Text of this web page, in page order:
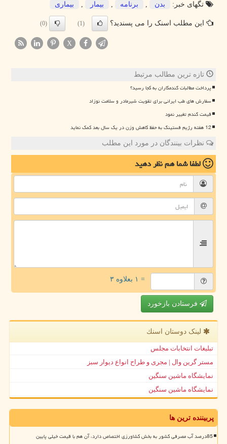
تگهای خبر:
بدن , برنامه , بیمار , بیماری
این مطلب اسنک را می پسندید؟ (1)
(0)
X
تازه ترین مطالب مرتبط
پرداخت مطالبات گندمکاران به کجا رسید؟
سفارش های طب ایرانی برای تقویت شیرمادر و سلامت نوزاد
قیمت گندم تغییر نمود
12 هفته رژیم فستینگ به حفظ کاهش وزن در یک سال بعد کمک نماید
نظرات بینندگان در مورد این مطلب
لطفا شما همنظر دهید
= ۱ بعلاوه ۳
فرستادن بازخورد
لینک دوستان اسنك
تبلیغات انتخابات مجلس
مستر گرین وال | مجری و طراح انواع دیوار سبز
نمایشگاه ماشین سنگین
نمایشگاه ماشین سنگین
پربیننده ترین ها
85درصد آب مصرفی کشور به بخش کشاورزی اختصاص دارد، آن هم با قیمت خیلی پایین